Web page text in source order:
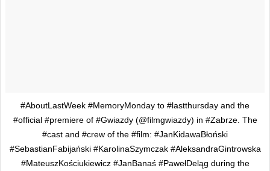
#AboutLastWeek #MemoryMonday to #lastthursday and the
#official #premiere of #Gwiazdy (@filmgwiazdy) in #Zabrze. The
#cast and #crew of the #film: #JanKidawaBłoński
#SebastianFabijański #KarolinaSzymczak #AleksandraGintrowska
#MateuszKościukiewicz #JanBanaś #PawełDeląg during the